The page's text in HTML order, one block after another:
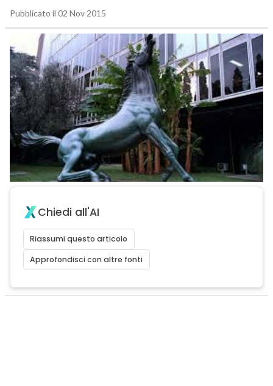
Pubblicato il 02 Nov 2015
Chiedi all'AI
Riassumi questo articolo
Approfondisci con altre fonti